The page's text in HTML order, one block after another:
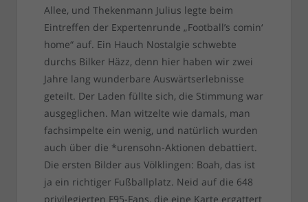
Allee, und Thekenmann Julius legte beim
Eintreffen der Expertenrunde „Football’s comin‘
home“ auf. Ein Hauch Nostalgie schwebte
durchs Bilker Häzz, denn hier haben wir zwei
Jahre lang wunderbare Auswärtserlebnisse
geteilt. Der Laden füllte sich, die Stimmung war
ausgeglichen. Man witzelte wie damals, man
fachsimpelte ein wenig, und natürlich wurden
auch über die *urensohn-Aktionen debattiert.
Die ersten Bilder aus Völklingen: Boah, das ist
ja ein richtiger Fußballplatz. Neid auf die 648
privilegierten F95-Fans, die eine Karte ergattert